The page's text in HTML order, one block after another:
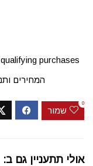
purchases.
המחירים
שמור
0
אולי תתעניין גם ב: